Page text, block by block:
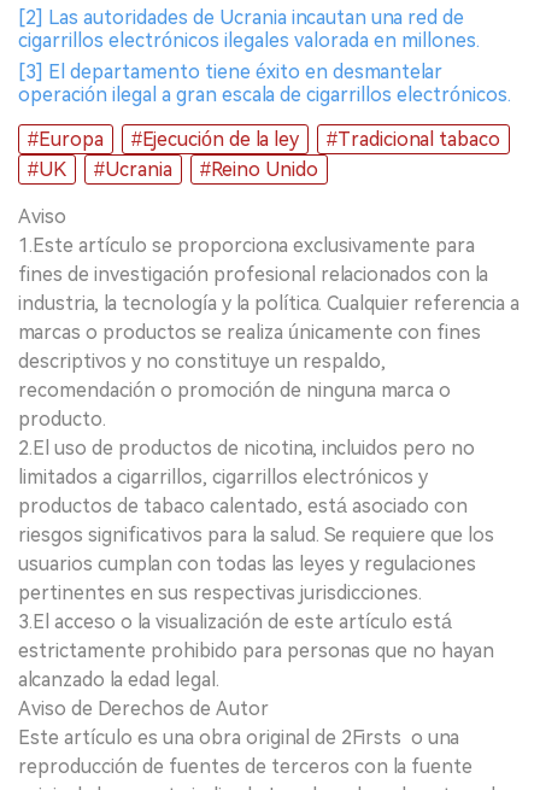
[2] Las autoridades de Ucrania incautan una red de
cigarrillos electrónicos ilegales valorada en millones.
[3] El departamento tiene éxito en desmantelar
operación ilegal a gran escala de cigarrillos electrónicos.
#Europa
#Ejecución de la ley
#Tradicional tabaco
#UK
#Ucrania #Reino Unido
Aviso
1.Este artículo se proporciona exclusivamente para
fines de investigación profesional relacionados con la
industria, la tecnología y la política. Cualquier referencia a
marcas o productos se realiza únicamente con fines
descriptivos y no constituye un respaldo,
recomendación o promoción de ninguna marca o
producto.
2.El uso de productos de nicotina, incluidos pero no
limitados a cigarrillos, cigarrillos electrónicos y
productos de tabaco calentado, está asociado con
riesgos significativos para la salud. Se requiere que los
usuarios cumplan con todas las leyes y regulaciones
pertinentes en sus respectivas jurisdicciones.
3.El acceso o la visualización de este artículo está
estrictamente prohibido para personas que no hayan
alcanzado la edad legal.
Aviso de Derechos de Autor
Este artículo es una obra original de 2Firsts o una
reproducción de fuentes de terceros con la fuente